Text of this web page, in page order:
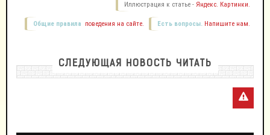
Иллюстрация к статье - Яндекс. Картинки.
Есть вопросы. Напишите нам.
Общие правила поведения на сайте.
СЛЕДУЮЩАЯ НОВОСТЬ ЧИТАТЬ